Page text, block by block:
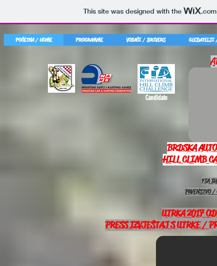
This site was designed with the .com
POČETNA / HOME PROGRAMME VOZAČI / DRIVERS GLEDATELJI
BRDSKA
HILL CLIMB
FIA
PRVENSTVO
UTRKA 2017
PRESS IZVJEŠTAJ S UTRKE /
Candidate